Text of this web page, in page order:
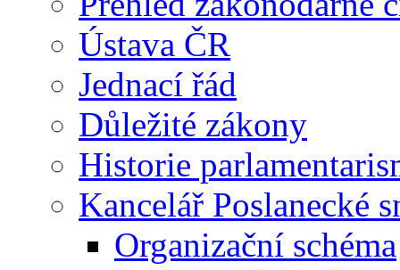
Ústava ČR
Jednací řád
Důležité zákony
Historie
Kancelář Poslanecké
Organizační schéma